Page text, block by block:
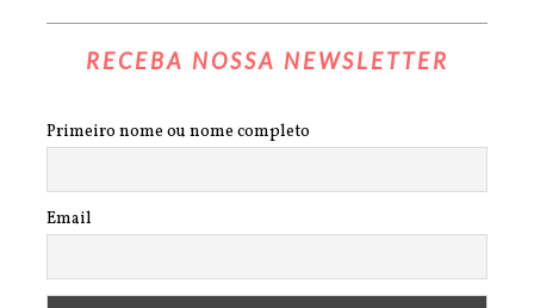
RECEBA NOSSA NEWSLETTER
Primeiro nome ou nome completo
Email